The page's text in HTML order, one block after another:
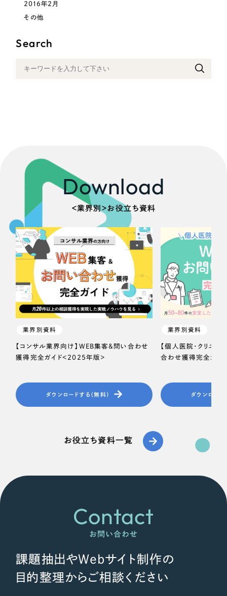
2016年2月
その他
Search
Download
＜業界別＞お役立ち資料
業界別資料
【コンサル業界向け】WEB集客＆問い合わせ
獲得完全ガイド＜2025年版＞
ダウンロードする（無料）
業界別資料
【個人医院・クリニッ
合わせ獲得完全ガイ
ダウンロード
お役立ち資料一覧
Contact
お問い合わせ
課題抽出やWebサイト制作の
目的整理からご相談ください